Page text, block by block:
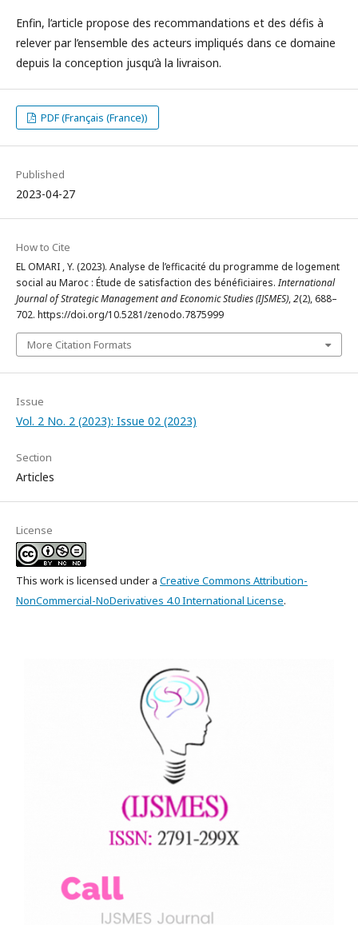
Enfin, l’article propose des recommandations et des défis à
relever par l’ensemble des acteurs impliqués dans ce domaine
depuis la conception jusqu’à la livraison.
PDF (Français (France))
Published
2023-04-27
How to Cite
EL OMARI , Y. (2023). Analyse de l’efficacité du programme de logement
social au Maroc : Étude de satisfaction des bénéficiaires.International
Journal of Strategic Management and Economic Studies (IJSMES),2(2), 688–
702. https://doi.org/10.5281/zenodo.7875999
More Citation Formats
Issue
Vol. 2 No. 2 (2023): Issue 02 (2023)
Section
Articles
License
This work is licensed under a Creative Commons Attribution-
NonCommercial-NoDerivatives 4.0 International License.